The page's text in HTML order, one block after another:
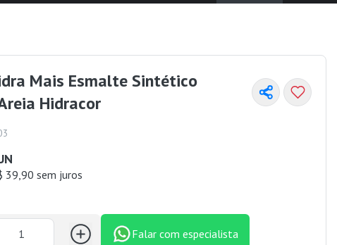
Mais Esmalte Sintético
Hidracor
39,90 sem juros
Falar com especialista